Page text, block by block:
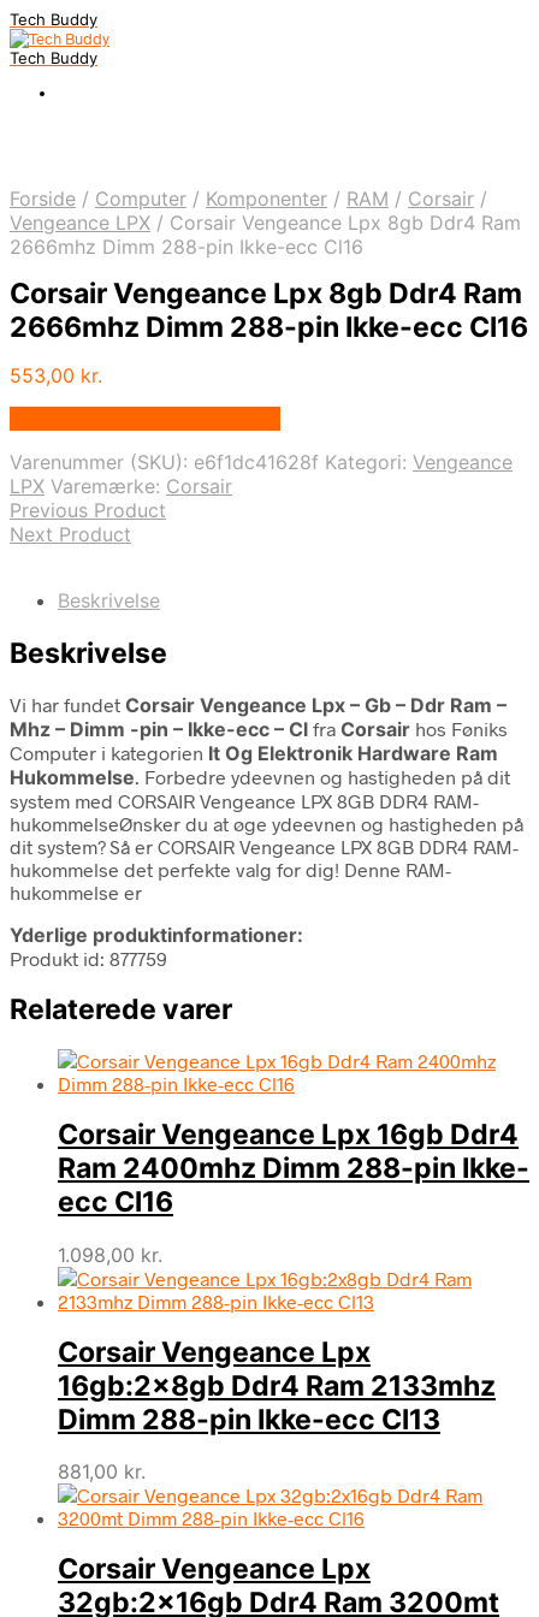
Tech Buddy
Tech Buddy
Forside / Computer / Komponenter / RAM / Corsair /
Vengeance LPX / Corsair Vengeance Lpx 8gb Ddr4 Ram
2666mhz Dimm 288-pin Ikke-ecc Cl16
Corsair Vengeance Lpx 8gb Ddr4 Ram
2666mhz Dimm 288-pin Ikke-ecc Cl16
553,00 kr.
Varenummer (SKU): e6f1dc41628f Kategori: Vengeance
LPX Varemærke: Corsair
Previous Product
Next Product
Beskrivelse
Beskrivelse
Vi har fundet Corsair Vengeance Lpx – Gb – Ddr Ram –
Mhz – Dimm -pin – Ikke-ecc – Cl fra Corsair hos Føniks
Computer i kategorien It Og Elektronik Hardware Ram
Hukommelse. Forbedre ydeevnen og hastigheden på dit
system med CORSAIR Vengeance LPX 8GB DDR4 RAM-
hukommelseØnsker du at øge ydeevnen og hastigheden på
dit system? Så er CORSAIR Vengeance LPX 8GB DDR4 RAM-
hukommelse det perfekte valg for dig! Denne RAM-
hukommelse er
Yderlige produktinformationer:
Produkt id: 877759
Relaterede varer
Corsair Vengeance Lpx 16gb Ddr4
Ram 2400mhz Dimm 288-pin Ikke-
ecc Cl16
1.098,00 kr.
Corsair Vengeance Lpx
16gb:2x8gb Ddr4 Ram 2133mhz
Dimm 288-pin Ikke-ecc Cl13
881,00 kr.
Corsair Vengeance Lpx
32gb:2x16gb Ddr4 Ram 3200mt